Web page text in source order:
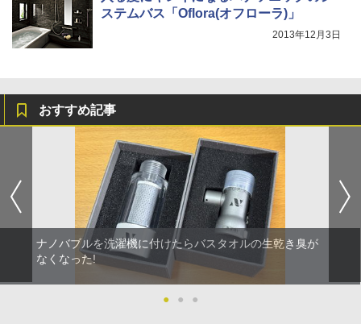
ステムバス「Oflora(オフローラ)」
2013年12月3日
おすすめ記事
ナノバブルを洗濯機に付けたらバスタオルの生乾き臭が
なくなった!
● ● ●